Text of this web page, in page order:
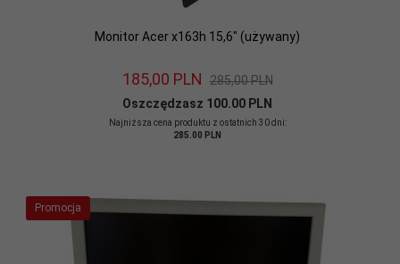
Monitor Acer x163h 15,6" (używany)
185,00 PLN 285,00 PLN
Oszczędzasz 100.00 PLN
Najniższa cena produktu z ostatnich 30 dni:
285.00 PLN
Promocja